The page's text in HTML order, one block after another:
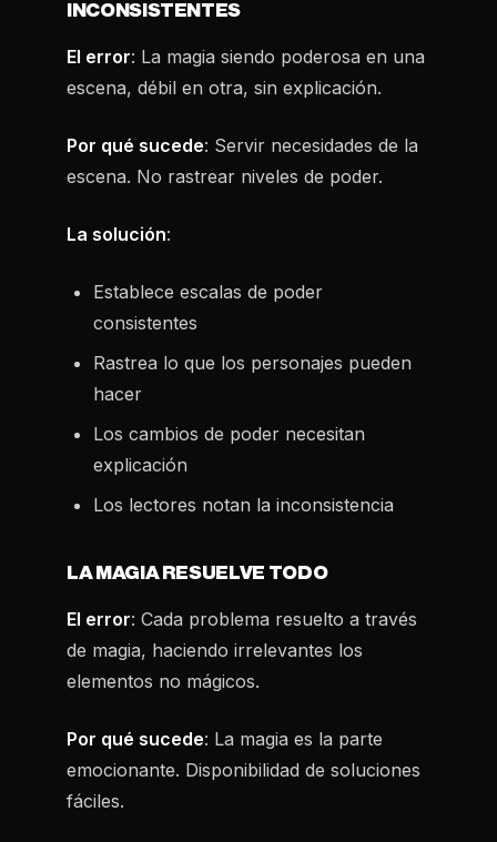
INCONSISTENTES
El error: La magia siendo poderosa en una
escena, débil en otra, sin explicación.
Por qué sucede: Servir necesidades de la
escena. No rastrear niveles de poder.
La solución:
Establece escalas de poder
consistentes
Rastrea lo que los personajes pueden
hacer
Los cambios de poder necesitan
explicación
Los lectores notan la inconsistencia
LA MAGIA RESUELVE TODO
El error: Cada problema resuelto a través
de magia, haciendo irrelevantes los
elementos no mágicos.
Por qué sucede: La magia es la parte
emocionante. Disponibilidad de soluciones
fáciles.